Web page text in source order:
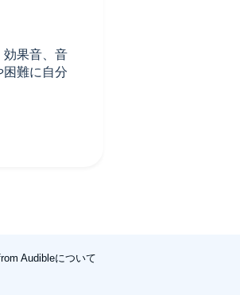
効果音、音
難に自分
Audibleについて